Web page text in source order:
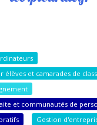
élèves et camarades de
et communautés de
Gestion